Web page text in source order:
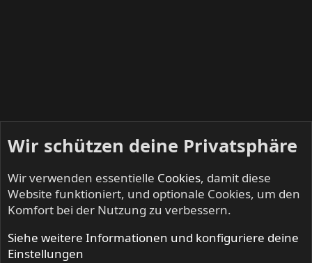
INFERNO - Death Metal & Black Metal
Wir schützen deine Privatsphäre
Wir verwenden essentielle Cookies, damit diese
Website funktioniert, und optionale Cookies, um den
Komfort bei der Nutzung zu verbessern.
Siehe weitere Informationen und konfiguriere deine
Einstellungen